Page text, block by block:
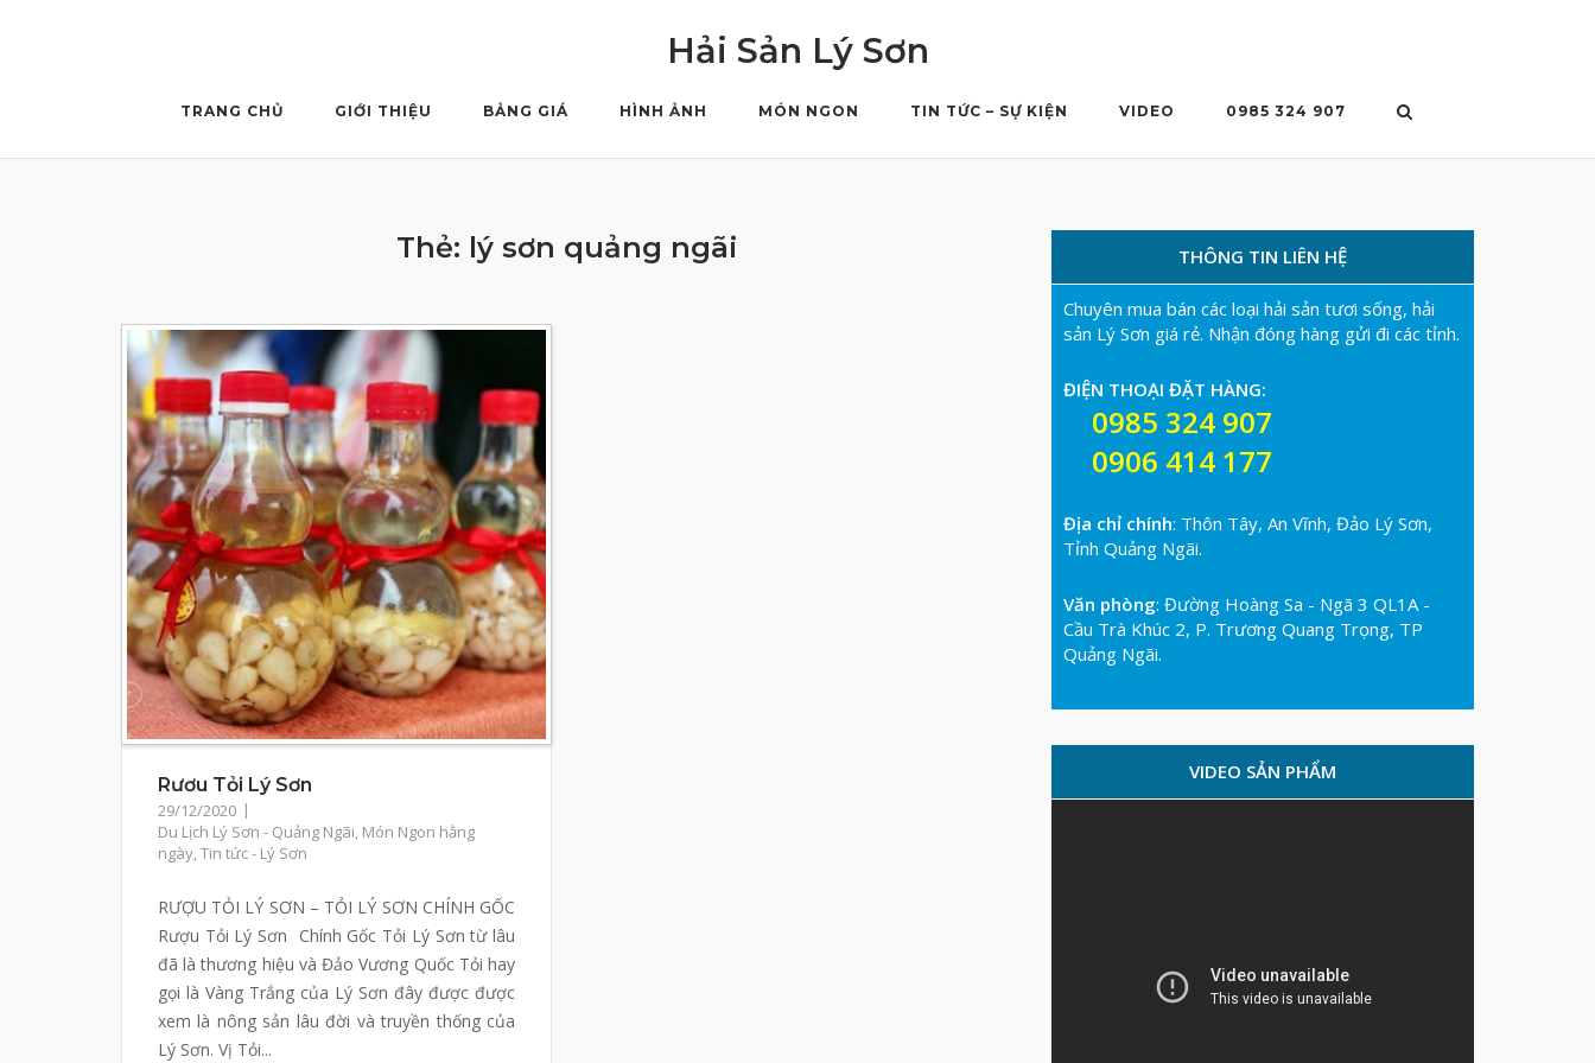
Hải Sản Lý Sơn
TRANG CHỦ GIỚI THIỆU BẢNG GIÁ HÌNH ẢNH MÓN NGON TIN TỨC – SỰ KIỆN VIDEO 0985 324 907
Thẻ: lý sơn quảng ngãi
Rươu Tỏi Lý Sơn
29/12/2020
Du Lịch Lý Sơn - Quảng Ngãi, Món Ngon hằng
ngày,Tin tức - Lý Sơn
RƯỢU TỎI LÝ SƠN – TỎI LÝ SƠN CHÍNH GỐC
Rượu Tỏi Lý Sơn Chính Gốc Tỏi Lý Sơn từ lâu
đã là thương hiệu và Đảo Vương Quốc Tỏi hay
gọi là Vàng Trắng của Lý Sơn đây được được
xem là nông sản lâu đời và truyền thống của
Lý Sơn. Vị Tỏi...
THÔNG TIN LIÊN HỆ
Chuyên mua bán các loại hải sản tươi sống, hải
sản Lý Sơn giá rẻ. Nhận đóng hàng gửi đi các tỉnh.
ĐIỆN THOẠI ĐẶT HÀNG:
0985 324 907
0906 414 177
Địa chỉ chính: Thôn Tây, An Vĩnh, Đảo Lý Sơn,
Tỉnh Quảng Ngãi.
Văn phòng: Đường Hoàng Sa - Ngã 3 QL1A -
Cầu Trà Khúc 2, P. Trương Quang Trọng, TP
Quảng Ngãi.
VIDEO SẢN PHẨM